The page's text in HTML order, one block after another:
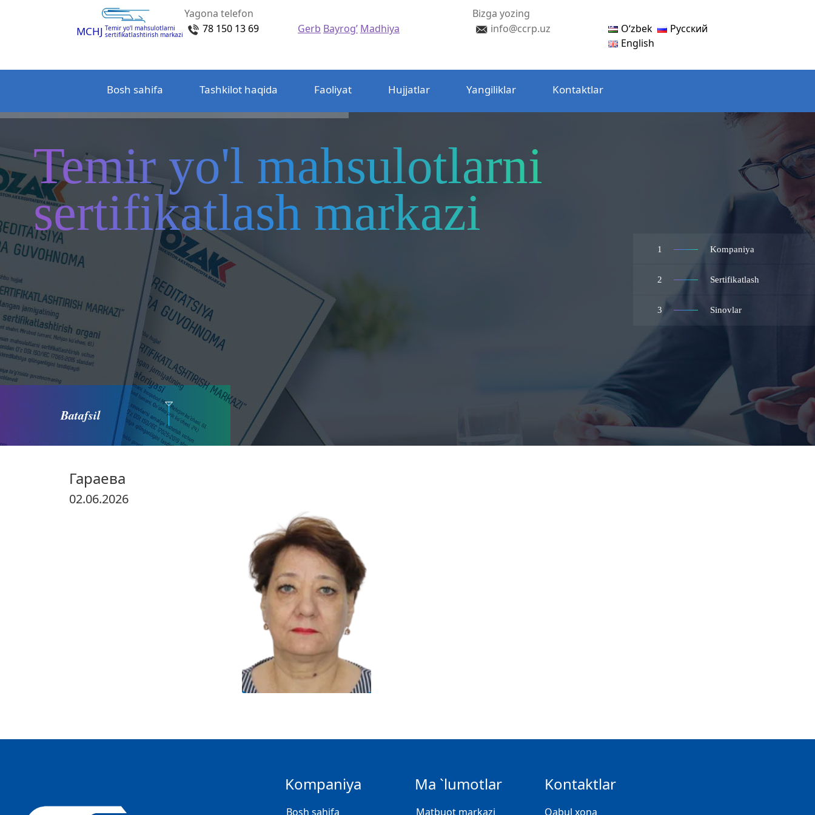
MCHJ Temir yo‘l mahsulotlarni
sertifikatlashtirish markazi
Yagona telefon
78 150 13 69
Gerb Bayrog’ Madhiya
Bizga yozing
info@ccrp.uz
Oʻzbek
Русский
English
Bosh sahifa Tashkilot haqida Faoliyat Hujjatlar Yangiliklar Kontaktlar
1 Kompaniya
2 Sertifikatlash
3 Sinovlar
Temir yo'l mahsulotlarni
sertifikatlash markazi
Batafsil
Гараева
02.06.2026
Kompaniya
Bosh sahifa
Ma `lumotlar
Matbuot markazi
Kontaktlar
Qabul xona